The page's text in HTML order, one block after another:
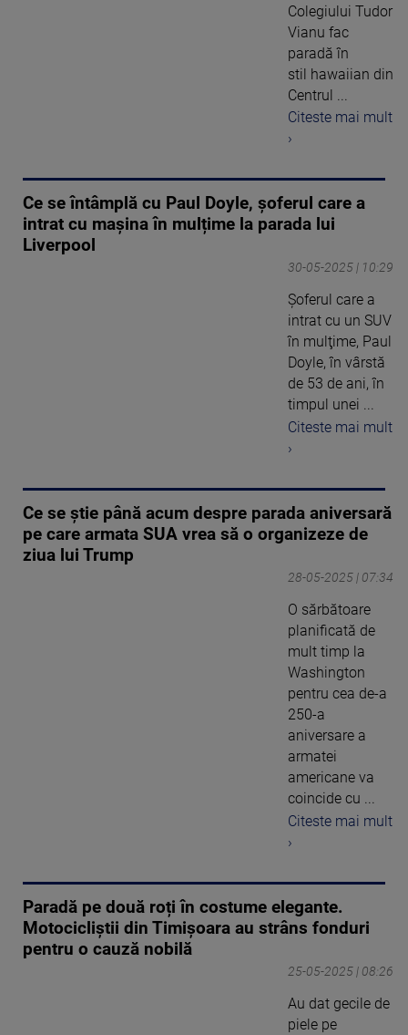
Colegiului Tudor
Vianu fac
paradă în
stil hawaiian din
Centrul ...
Citeste mai mult
›
Ce se întâmplă cu Paul Doyle, șoferul care a
intrat cu mașina în mulțime la parada lui
Liverpool
30-05-2025 | 10:29
Şoferul care a
intrat cu un SUV
în mulţime, Paul
Doyle, în vârstă
de 53 de ani, în
timpul unei ...
Citeste mai mult
›
Ce se ştie până acum despre parada aniversară
pe care armata SUA vrea să o organizeze de
ziua lui Trump
28-05-2025 | 07:34
O sărbătoare
planificată de
mult timp la
Washington
pentru cea de-a
250-a
aniversare a
armatei
americane va
coincide cu ...
Citeste mai mult
›
Paradă pe două roți în costume elegante.
Motocicliștii din Timișoara au strâns fonduri
pentru o cauză nobilă
25-05-2025 | 08:26
Au dat gecile de
piele pe